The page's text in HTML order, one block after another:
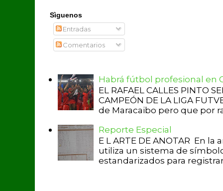
Sìguenos
Entradas
Comentarios
Habrá fútbol profesional en
EL RAFAEL CALLES PINTO
CAMPEÓN DE LA LIGA
de Maracaibo pero que por
Reporte Especial
E L ARTE DE ANOTAR En
utiliza un sistema de
estandarizados para